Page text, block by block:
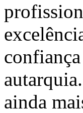
ainda